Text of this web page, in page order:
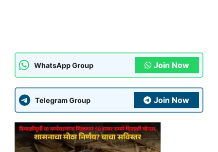
WhatsApp Group Join Now
Telegram Group Join Now